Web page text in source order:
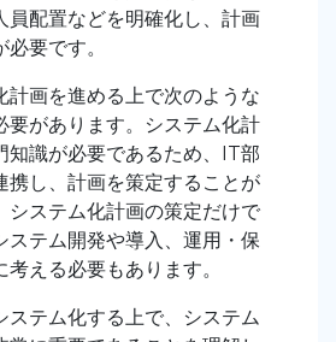
員配置などを明確化し、計画
要です。
計画を進める上で次のような
要があります。システム化計
知識が必要であるため、IT部
携し、計画を策定することが
システム化計画の策定だけで
ステム開発や導入、運用・保
える必要もあります。
ステム化する上で、システム